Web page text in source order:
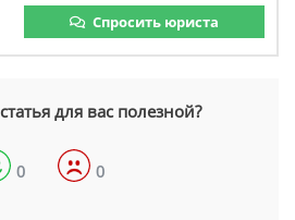
Спросить юриста
для вас полезной?
0 0